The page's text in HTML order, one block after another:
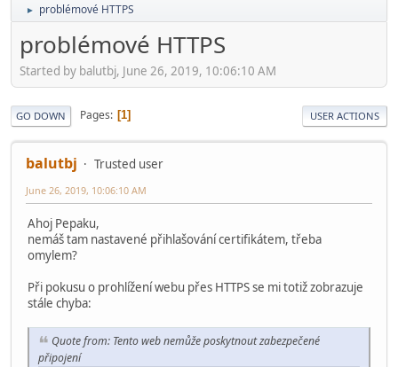
► problémové HTTPS
problémové HTTPS
Started by balutbj, June 26, 2019, 10:06:10 AM
GO DOWN Pages 1 USER ACTIONS
balutbj Trusted user
June 26, 2019, 10:06:10 AM
Ahoj Pepaku,
nemáš tam nastavené přihlašování certifikátem, třeba
omylem?
Při pokusu o prohlížení webu přes HTTPS se mi totiž zobrazuje
stále chyba:
Quote from: Tento web nemůže poskytnout zabezpečené
připojení